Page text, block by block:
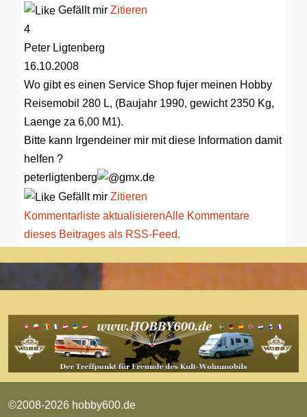
Gefällt mir Zitieren
4
Peter Ligtenberg
16.10.2008
Wo gibt es einen Service Shop fujer meinen Hobby
Reisemobil 280 L, (Baujahr 1990, gewicht 2350 Kg,
Laenge za 6,00 M1).
Bitte kann Irgendeiner mir mit diese Information damit
helfen ?
peterligtenberg
gmx.de
Gefällt mir Zitieren
Kommentarliste aktualisierenAlle Kommentare
dieses Beitrages als RSS-Feed.
©2008-2026 hobby600.de